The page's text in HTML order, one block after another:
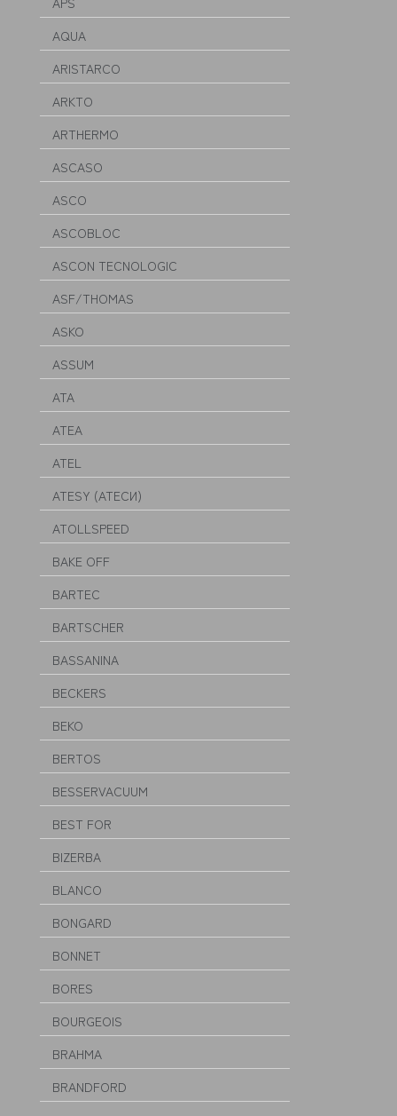
AQUA
ARISTARCO
ARKTO
ARTHERMO
ASCASO
ASCO
ASCOBLOC
ASCON TECNOLOGIC
ASF/THOMAS
ASKO
ASSUM
ATA
ATEA
ATEL
ATESY (АТЕСИ)
ATOLLSPEED
BAKE OFF
BARTEC
BARTSCHER
BASSANINA
BECKERS
BEKO
BERTOS
BESSERVACUUM
BEST FOR
BIZERBA
BLANCO
BONGARD
BONNET
BORES
BOURGEOIS
BRAHMA
BRANDFORD